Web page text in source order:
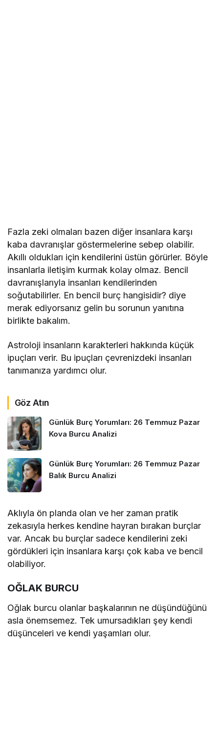
Fazla zeki olmaları bazen diğer insanlara karşı
kaba davranışlar göstermelerine sebep olabilir.
Akıllı oldukları için kendilerini üstün görürler. Böyle
insanlarla iletişim kurmak kolay olmaz. Bencil
davranışlarıyla insanları kendilerinden
soğutabilirler. En bencil burç hangisidir? diye
merak ediyorsanız gelin bu sorunun yanıtına
birlikte bakalım.
Astroloji insanların karakterleri hakkında küçük
ipuçları verir. Bu ipuçları çevrenizdeki insanları
tanımanıza yardımcı olur.
Göz Atın
Günlük Burç Yorumları: 26 Temmuz Pazar
Kova Burcu Analizi
Günlük Burç Yorumları: 26 Temmuz Pazar
Balık Burcu Analizi
Aklıyla ön planda olan ve her zaman pratik
zekasıyla herkes kendine hayran bırakan burçlar
var. Ancak bu burçlar sadece kendilerini zeki
gördükleri için insanlara karşı çok kaba ve bencil
olabiliyor.
OĞLAK BURCU
Oğlak burcu olanlar başkalarının ne düşündüğünü
asla önemsemez. Tek umursadıkları şey kendi
düşünceleri ve kendi yaşamları olur.